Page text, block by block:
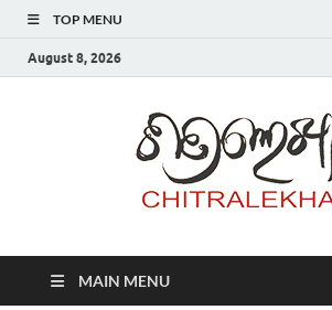
TOP MENU
August 8, 2026
MAIN MENU